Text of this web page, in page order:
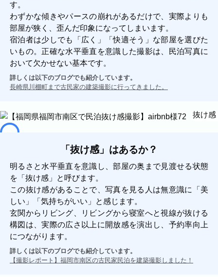
CONTACT
す。
わずかな傾きやパースの崩れがあるだけで、実際よりも
部屋が狭く、歪んだ印象になってしまいます。
宿泊者は少しでも「広く」「快適そう」な部屋を選びた
いもの。正確な水平垂直を意識した撮影は、民泊写真に
おいて欠かせない基本です。
詳しくは以下のブログでも紹介しています。
長崎県川棚町まで古民家の建築撮影に行ってきました。
抜け感
「抜け感」はあるか？
明るさと水平垂直を意識し、部屋の奥まで見渡せる状態
を「抜け感」と呼びます。
この抜け感があることで、写真を見る人は無意識に「美
しい」「気持ちがいい」と感じます。
玄関からリビング、リビングから寝室へと視線が抜ける
構図は、実際の広さ以上に開放感を演出し、予約率向上
につながります。
詳しくは以下のブログでも紹介しています。
【撮影レポート】福岡市南区の古民家民泊を建築撮影しました！